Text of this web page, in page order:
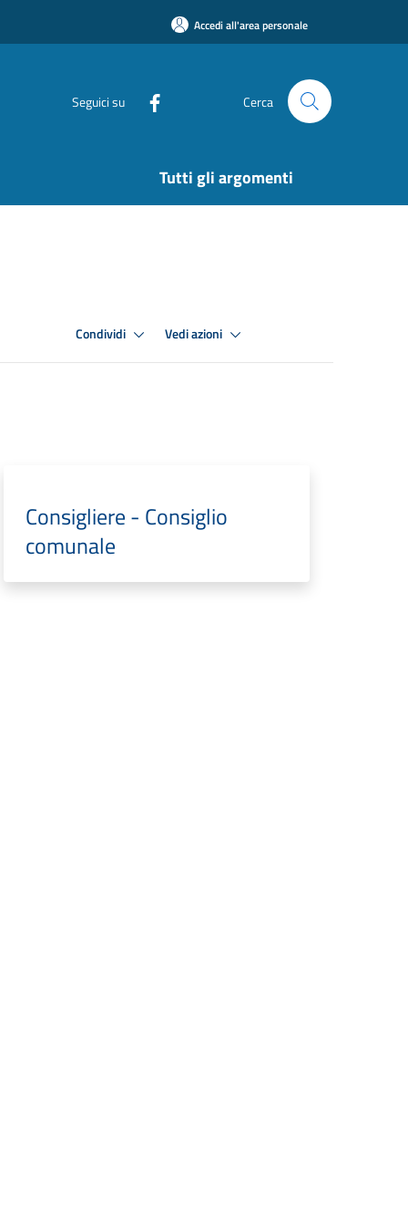
Accedi all'area personale
Seguici su Cerca
Tutti gli argomenti
Condividi Vedi azioni
Consigliere - Consiglio
comunale